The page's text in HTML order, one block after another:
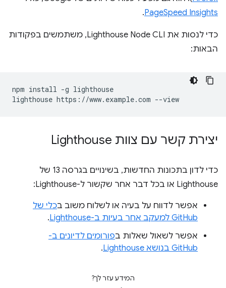
PageSpeed Insights
.
כדי לנסות את Lighthouse Node CLI, משתמשים בפקודות
הבאות:
npm install -g lighthouse
יצירת קשר עם צוות Lighthouse
כדי לדון בתכונות החדשות, בשינויים בגרסה 13 של
Lighthouse או בכל דבר אחר שקשור ל-Lighthouse:
אפשר לדווח על בעיה או לשלוח משוב בכלי של
GitHub למעקב אחר בעיות ב-Lighthouse
.
אפשר לשאול שאלות בפורומים לדיונים ב-
GitHub בנושא Lighthouse
.
המידע עזר לך?